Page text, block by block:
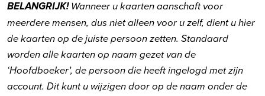
BELANGRIJK!Wanneer u kaarten aanschaft voor
meerdere mensen, dus niet alleen voor u zelf, dient u hier
de kaarten op de juiste persoon zetten. Standaard
worden alle kaarten op naam gezet van de
‘Hoofdboeker’, de persoon die heeft ingelogd met zijn
account. Dit kunt u wijzigen door op de naam onder de